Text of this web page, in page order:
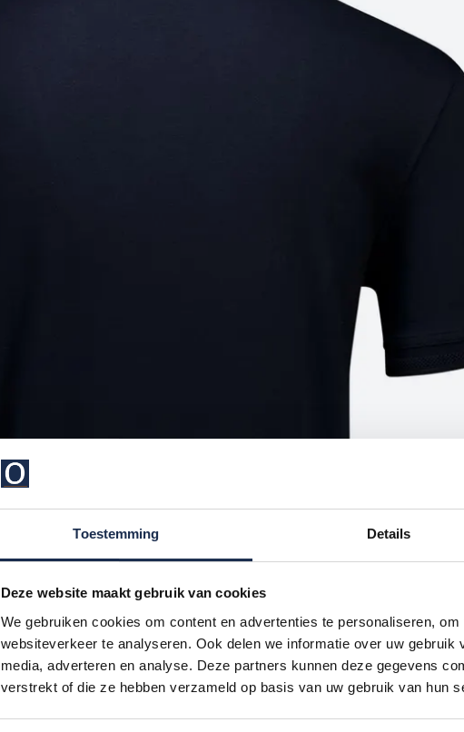
Toestemming Details
Deze website maakt gebruik van cookies
We gebruiken cookies om content en advertenties te personaliseren,
websiteverkeer te analyseren. Ook delen we informatie over uw
media, adverteren en analyse. Deze partners kunnen deze gegevens
verstrekt of die ze hebben verzameld op basis van uw gebruik van hun